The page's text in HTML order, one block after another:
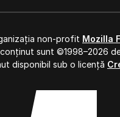
non-profit Mozilla
sunt ©1998–2026
disponibil sub o licență